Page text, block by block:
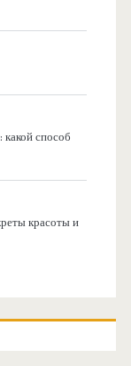
какой способ
красоты и